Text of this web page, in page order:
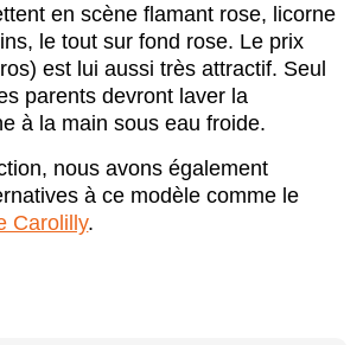
en scène flamant rose, licorne
le tout sur fond rose. Le prix
est lui aussi très attractif. Seul
parents devront laver la
à la main sous eau froide.
nous avons également
à ce modèle comme le
Carolilly.